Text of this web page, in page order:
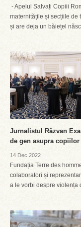
- Apelul Salvați Copiii
maternitățile și secțiile de
și are deja un băiețel
Jurnalistul Răzvan
de gen asupra copiilor
14 Dec 2022
Fundația Terre des
colaboratori și
a le vorbi despre violența